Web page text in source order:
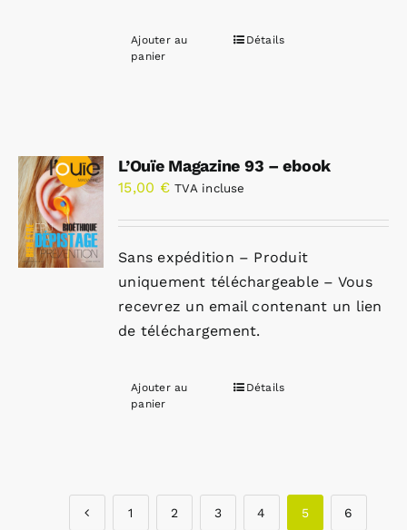
Ajouter au
panier
Détails
L’Ouïe Magazine 93 – ebook
15,00 € TVA incluse
Sans expédition – Produit
uniquement téléchargeable – Vous
recevrez un email contenant un lien
de téléchargement.
Ajouter au
panier
Détails
1 2 3 4 5 6